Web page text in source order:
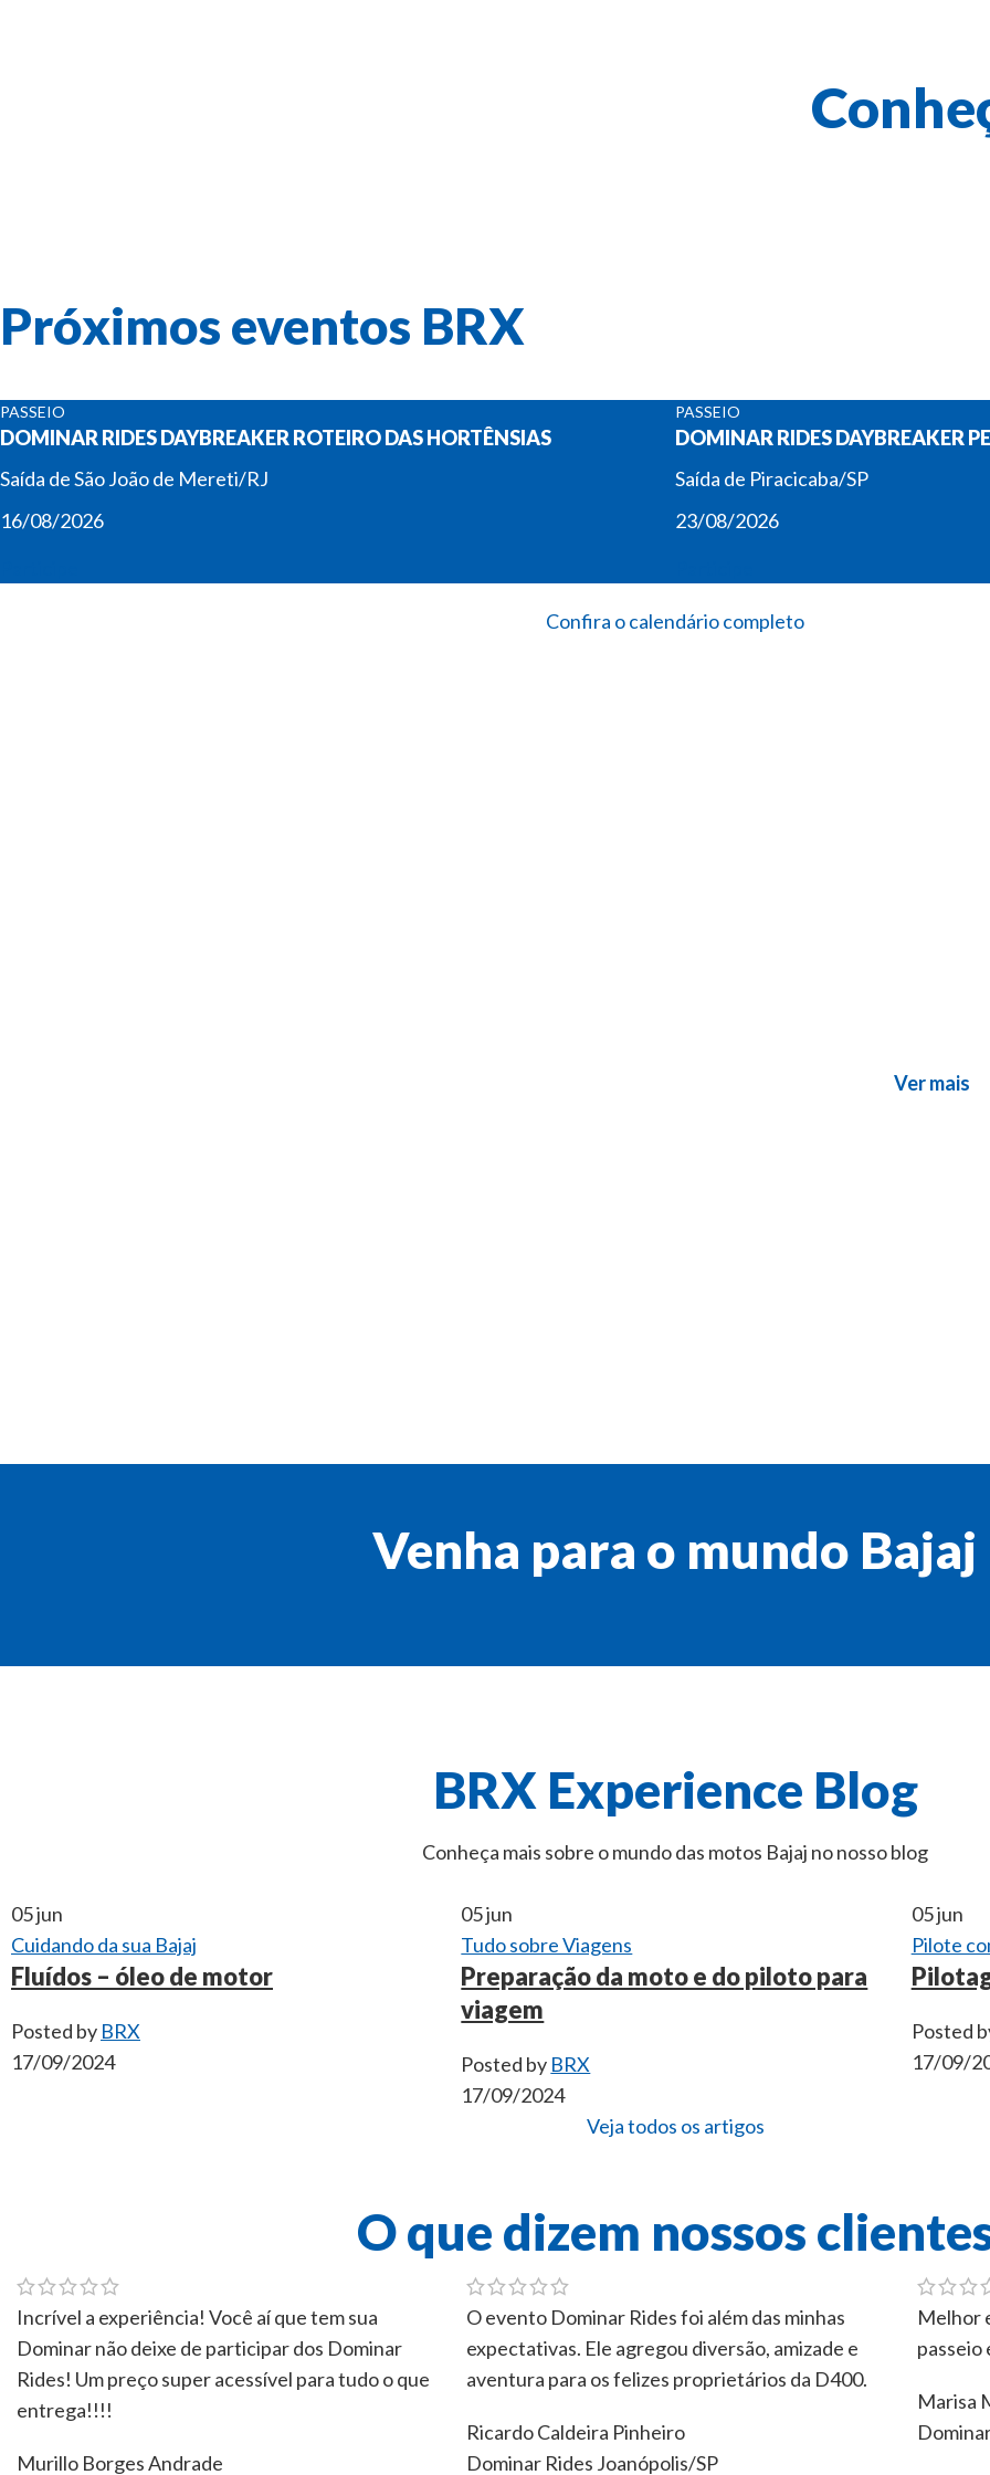
VIAGENS
Próximos eventos BRX
PASSEIO
DOMINAR RIDES DAYBREAKER ROTEIRO DAS HORTÊNSIAS
Saída de São João de Mereti/RJ
16/08/2026
PASSEIO
DOMINAR RIDES DAYBREAKER
Saída de Piracicaba/SP
23/08/2026
Confira o calendário completo
Ver mais
Venha para o mundo Bajaj
BRX Experience Blog
Conheça mais sobre o mundo das motos Bajaj no nosso blog
05jun
Cuidando da sua Bajaj
Fluídos – óleo de motor
Posted by BRX
17/09/2024
05jun
Tudo sobre Viagens
Preparação da moto e do piloto para
viagem
Posted by BRX
17/09/2024
05jun
Pilote
Posted
17/09/
Veja todos os artigos
O que dizem nossos
Incrível a experiência! Você aí que tem sua
Dominar não deixe de participar dos Dominar
Rides! Um preço super acessível para tudo o que
entrega!!!!
Murillo Borges Andrade
O evento Dominar Rides foi além das minhas
expectativas. Ele agregou diversão, amizade e
aventura para os felizes proprietários da D400.
Ricardo Caldeira Pinheiro
Dominar Rides Joanópolis/SP
Melhor
passeio
Marisa